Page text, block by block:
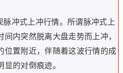
冲式上冲行情。所谓脉冲式上
内突然脱离大盘走势而上冲，
位置附近，伴随着这波行情的成
的对倒痕迹。